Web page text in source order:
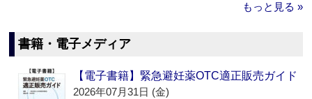
もっと見る »
書籍・電子メディア
【電子書籍】緊急避妊薬OTC適正販売ガイド
2026年07月31日 (金)